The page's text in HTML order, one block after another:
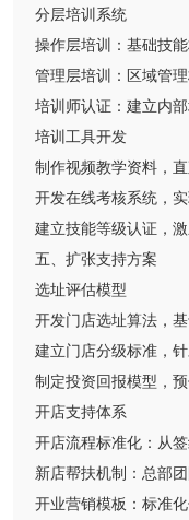
分层培训系统
操作层培训：基础技
管理层培训：区域管
培训师认证：建立内
培训工具开发
制作视频教学资料，
开发在线考核系统，
建立技能等级认证，
五、扩张支持方案
选址评估模型
开发门店选址算法，
建立门店分级标准，
制定投资回报模型，
开店支持体系
开店流程标准化：从
新店帮扶机制：总部
开业营销模板：标准